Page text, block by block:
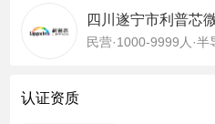
的优先； 6. 本岗位薪资上限根据
四川遂宁市利普芯
民营·1000-9999人·半
认证资质